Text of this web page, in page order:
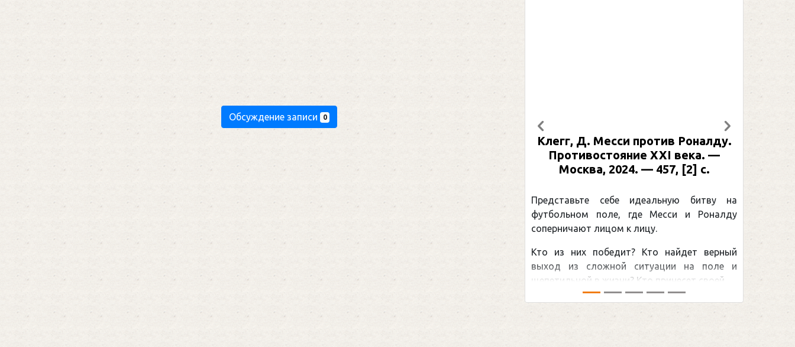
Обсуждение записи 0
Клегг, Д. Месси против Роналду.
Противостояние XXI века. —
Москва, 2024. — 457, [2] с.
Представьте себе идеальную битву на
футбольном поле, где Месси и Роналду
соперничают лицом к лицу.
Кто из них победит? Кто найдет верный
выход из сложной ситуации на поле и
щепетильной в жизни? Кто принесет своей ...
Предыдущий Следующий